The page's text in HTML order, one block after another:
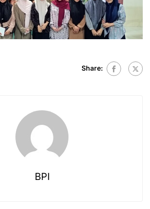
Share:
BPI